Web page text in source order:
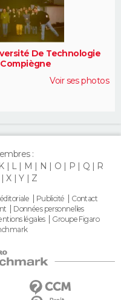
De Technologie
Voir ses photos
:
K L M N O P Q
R
X Y Z
Publicité
Contact
Données personnelles
légales
Groupe Figaro